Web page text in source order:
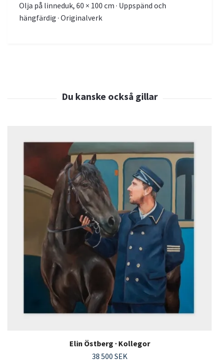
Olja på linneduk, 60 × 100 cm · Uppspänd och
hängfärdig · Originalverk
Elin Östberg · Kollegor
38 500 SEK